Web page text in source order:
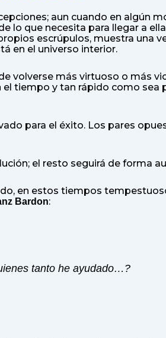
aun cuando en algún
lo que necesita para llegar a
escrúpulos, muestra una
en el universo interior.
volverse más virtuoso o más
el tiempo y tan rápido como sea
para el éxito. Los pares
el resto seguirá de forma
en estos tiempos
Bardon:
tanto he ayudado…?